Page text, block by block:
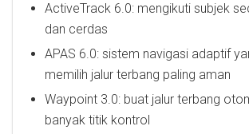
ActiveTrack 6.0: mengikuti subjek
dan cerdas
APAS 6.0: sistem navigasi adaptif
memilih jalur terbang paling aman
Waypoint 3.0: buat jalur terbang
banyak titik kontrol